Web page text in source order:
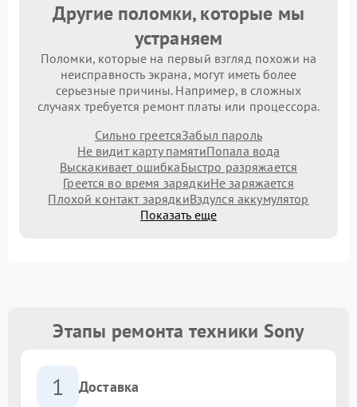
Другие поломки, которые мы
устраняем
Поломки, которые на первый взгляд похожи на
неисправность экрана, могут иметь более
серьезные причины. Например, в сложных
случаях требуется ремонт платы или процессора.
Сильно греетсяЗабыл пароль
Не видит карту памятиПопала вода
Выскакивает ошибкаБыстро разряжается
Греется во время зарядкиНе заряжается
Плохой контакт зарядкиВздулся аккумулятор
Показать еще
Этапы ремонта техники Sony
1 Доставка